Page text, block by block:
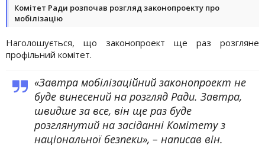
Комітет Ради розпочав розгляд законопроекту про
мобілізацію
Наголошується, що законопроект ще раз розгляне
профільний комітет.
«Завтра мобілізаційний законопроект не
буде винесений на розгляд Ради. Завтра,
швидше за все, він ще раз буде
розглянутий на засіданні Комітету з
національної безпеки», – написав він.